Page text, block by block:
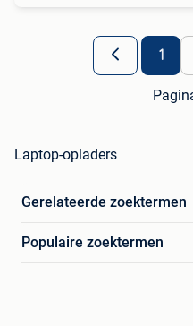
1
Laptop-opladers
Gerelateerde zoektermen
Populaire zoektermen